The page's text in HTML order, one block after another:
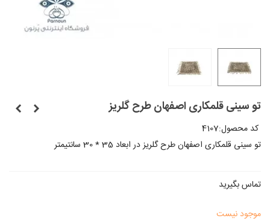
تو سینی قلمکاری اصفهان طرح گلریز
کد محصول:4107
تو سینی قلمکاری اصفهان طرح گلریز در ابعاد 35 * 30 سانتیمتر
تماس بگیرید
موجود نیست